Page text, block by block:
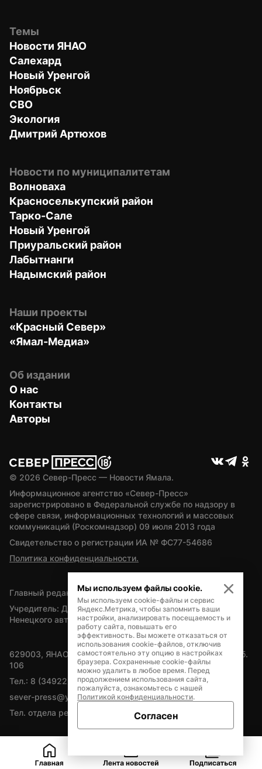
Темы
Новости ЯНАО
Салехард
Новый Уренгой
Ноябрьск
СВО
Экология
Дмитрий Артюхов
Новости по муниципалитетам
Волноваха
Красноселькупский район
Тарко-Сале
Новый Уренгой
Приуральский район
Лабытнанги
Надымский район
Наши проекты
«Красный Север»
«Ямал-Медиа»
Об издании
О нас
Контакты
Авторы
© 2026 Север-Пресс — Новости Ямала.
Информационное агентство «Север-Пресс»
зарегистрировано в Федеральной службе по надзору в
сфере связи, информационных технологий и массовых
коммуникаций (Роскомнадзор) 09 июля 2013 года
Свидетельство о регистрации ИА № ФС77-54686
Политика конфиденциальности.
Главный редактор — А.Л. Поздеев
Учредитель: Департамент внутренней политики Ямало-
Ненецкого автономного округа
629003, ЯНАО, Салехард, мкр. Богдана Кнунянца, д.1, каб.
106
Тел.: 8 (34922) 71262
sever-press@yamal-media.ru
Тел. отдела рекламы: 8 (34922) 42728
Мы используем файлы cookie.
Мы используем cookie-файлы и сервис
Яндекс.Метрика, чтобы запомнить ваши
настройки, анализировать посещаемость и
работу сайта, повышать его
эффективность. Вы можете отказаться от
использования cookie-файлов, отключив
самостоятельно эту опцию в настройках
браузера. Сохраненные cookie-файлы
можно удалить в любое время. Перед
продолжением использования сайта,
пожалуйста, ознакомьтесь с нашей
Политикой конфиденциальности.
Согласен